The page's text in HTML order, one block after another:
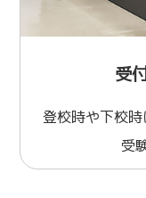
受
登校時や下校時
受